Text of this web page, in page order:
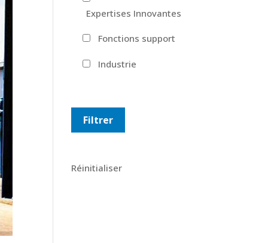
Expertises Innovantes
Fonctions support
Industrie
Réinitialiser